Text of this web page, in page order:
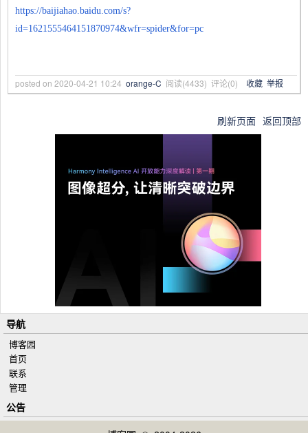
https://baijiahao.baidu.com/s?
id=1621555464151870974&wfr=spider&for=pc
posted on 2020-04-21 10:24 orange-C 阅读(4433) 评论(0) 收藏 举报
刷新页面 返回顶部
导航
博客园
首页
联系
管理
公告